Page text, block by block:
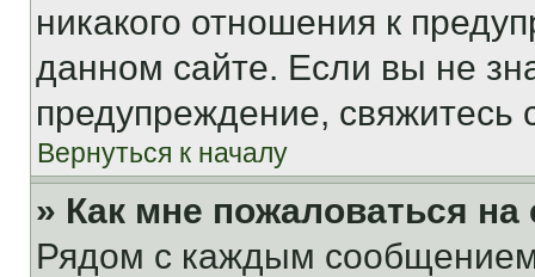
никакого отношения к
данном сайте. Если вы не
предупреждение,
Вернуться к началу
» Как мне пожаловаться
Рядом с каждым сообщением